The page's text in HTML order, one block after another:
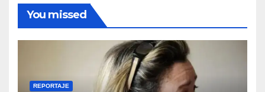
You missed
REPORTAJE